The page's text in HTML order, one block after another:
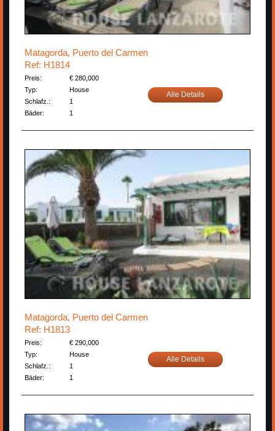
Matagorda, Puerto del Carmen
Ref: H1814
Preis:
€ 280,000
Typ:
House
Schlafz.:
1
Bäder:
1
Alle Details
Matagorda, Puerto del Carmen
Ref: H1813
Preis:
€ 290,000
Typ:
House
Schlafz.:
1
Bäder:
1
Alle Details